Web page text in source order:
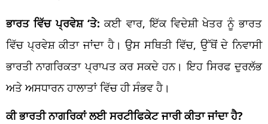
ਭਾਰਤ ਵਿੱਚ ਪ੍ਰਵੇਸ਼ ‘ਤੇ: ਕਈ ਵਾਰ, ਇੱਕ ਵਿਦੇਸ਼ੀ ਖੇਤਰ ਨੂੰ ਭਾਰਤ
ਵਿੱਚ ਪ੍ਰਵੇਸ਼ ਕੀਤਾ ਜਾਂਦਾ ਹੈ। ਉਸ ਸਥਿਤੀ ਵਿੱਚ, ਉੱਥੋਂ ਦੇ ਨਿਵਾਸੀ
ਭਾਰਤੀ ਨਾਗਰਿਕਤਾ ਪ੍ਰਾਪਤ ਕਰ ਸਕਦੇ ਹਨ। ਇਹ ਸਿਰਫ ਦੁਰਲੱਭ
ਅਤੇ ਅਸਧਾਰਨ ਹਾਲਾਤਾਂ ਵਿੱਚ ਹੀ ਸੰਭਵ ਹੈ।
ਕੀ ਭਾਰਤੀ ਨਾਗਰਿਕਾਂ ਲਈ ਸਰਟੀਫਿਕੇਟ ਜਾਰੀ ਕੀਤਾ ਜਾਂਦਾ ਹੈ?